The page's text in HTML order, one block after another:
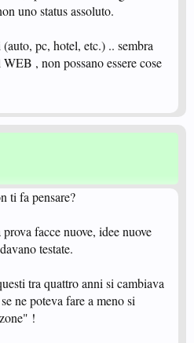
uno status assoluto.
pc, hotel, etc.) .. sembra
, non possano essere cose
ti fa pensare?
facce nuove, idee nuove
testate.
tra quattro anni si cambiava
ne poteva fare a meno si
!